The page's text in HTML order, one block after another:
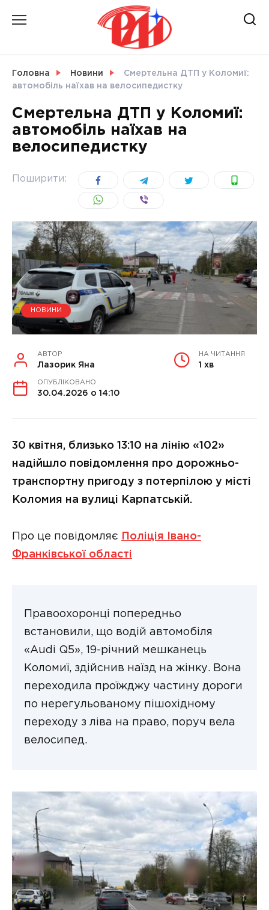
Головна Новини
Смертельна ДТП у Коломиї:
автомобіль наїхав на велосипедистку
Смертельна ДТП у Коломиї:
автомобіль наїхав на
велосипедистку
Поширити:
НОВИНИ
АВТОР
Лазорик Яна
НА ЧИТАННЯ
1 хв
ОПУБЛІКОВАНО
30.04.2026 о 14:10
30 квітня, близько 13:10 на лінію «102»
надійшло повідомлення про дорожньо-
транспортну пригоду з потерпілою у місті
Коломия на вулиці Карпатській.
Про це повідомляє
Поліція Івано-
Франківської області
Правоохоронці попередньо
встановили, що водій автомобіля
«Audi Q5», 19-річний мешканець
Коломиї, здійснив наїзд на жінку. Вона
переходила проїжджу частину дороги
по нерегульованому пішохідному
переходу з ліва на право, поруч вела
велосипед.